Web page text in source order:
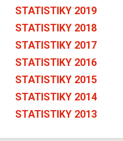
STATISTIKY 2019
STATISTIKY 2018
STATISTIKY 2017
STATISTIKY 2016
STATISTIKY 2015
STATISTIKY 2014
STATISTIKY 2013